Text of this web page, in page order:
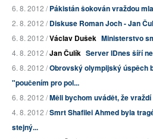
6. 8. 2012 /Pákistán šokován vraždou
2. 8. 2012 /Diskuse Roman Joch - Jan
6. 8. 2012 /Václav Dušek Ministerstvo
4. 8. 2012 /Jan Čulík Server IDnes šíří
6. 8. 2012 /Obrovský olympijský úspěch
"poučením pro pol...
6. 8. 2012 /Měli bychom uvádět, že
4. 8. 2012 /Smrt Shafilei Ahmed byla
stejný...